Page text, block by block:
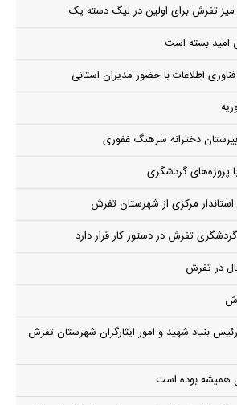
تفرش برای اولین در لیگ دسته یک
امید بسته است
اطلاعات با حضور مدیران استانی
دخترانه سرهنگ غفوری
پروژه‌های گردشگری
استاندار مرکزی از شهرستان تفرش
تفرش در دستور کار قرار دارد
بنیاد شهید و امور ایثارگران شهرستان تفرش
همیشه بوده است